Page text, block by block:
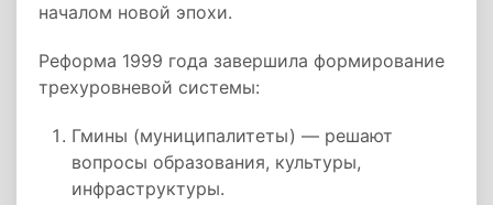
началом новой эпохи.
Реформа 1999 года завершила формирование
трехуровневой системы:
Гмины (муниципалитеты) — решают
вопросы образования, культуры,
инфраструктуры.